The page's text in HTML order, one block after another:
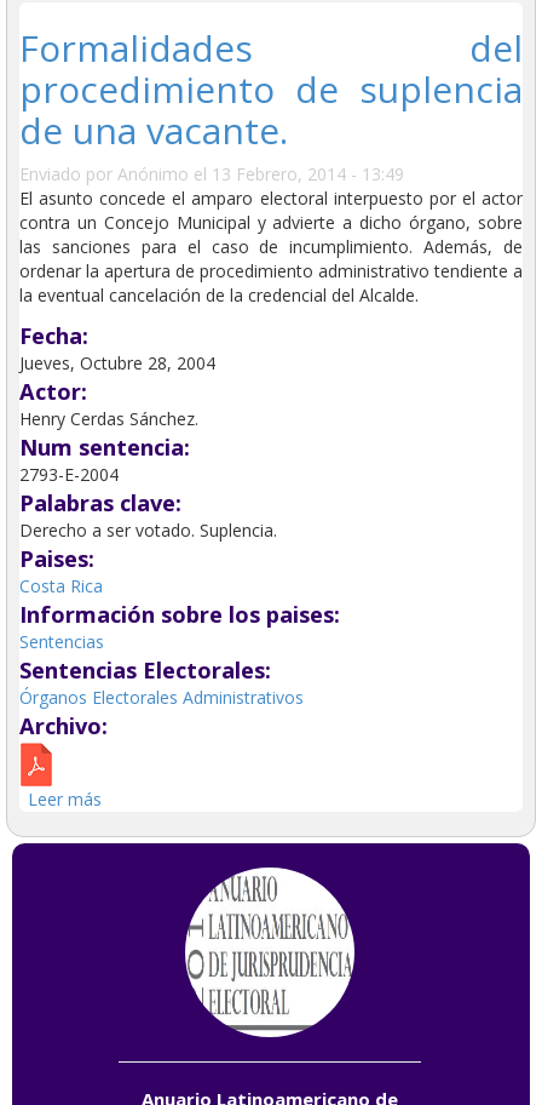
Formalidades del
procedimiento de suplencia
de una vacante.
Enviado por Anónimo el 13 Febrero, 2014 - 13:49
El asunto concede el amparo electoral interpuesto por el actor
contra un Concejo Municipal y advierte a dicho órgano, sobre
las sanciones para el caso de incumplimiento. Además, de
ordenar la apertura de procedimiento administrativo tendiente a
la eventual cancelación de la credencial del Alcalde.
Fecha:
Jueves, Octubre 28, 2004
Actor:
Henry Cerdas Sánchez.
Num sentencia:
2793-E-2004
Palabras clave:
Derecho a ser votado. Suplencia.
Paises:
Costa Rica
Información sobre los paises:
Sentencias
Sentencias Electorales:
Órganos Electorales Administrativos
Archivo:
Leer más
Anuario Latinoamericano de